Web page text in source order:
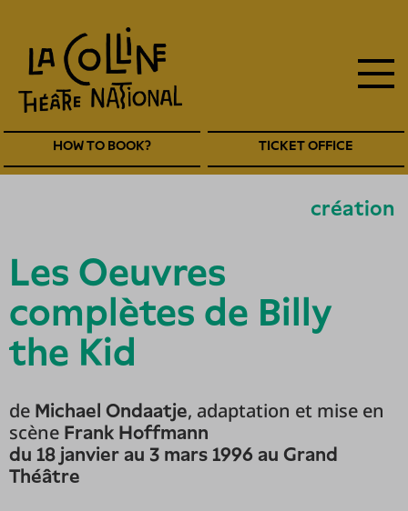
main
content
entête
HOW TO BOOK? TICKET OFFICE
navigation
EN
création
Les Oeuvres
complètes de Billy
the Kid
de Michael Ondaatje, adaptation et mise en
scène Frank Hoffmann
du 18 janvier au 3 mars 1996 au Grand
Théâtre